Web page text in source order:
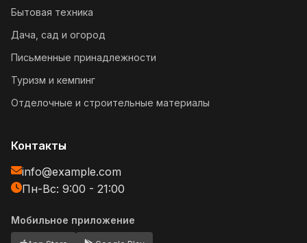
Бытовая техника
Дача, сад и огород
Письменные принадлежности
Туризм и кемпинг
Отделочные и строительные материалы
Контакты
info@example.com
Пн-Вс: 9:00 - 21:00
Мобильное приложение